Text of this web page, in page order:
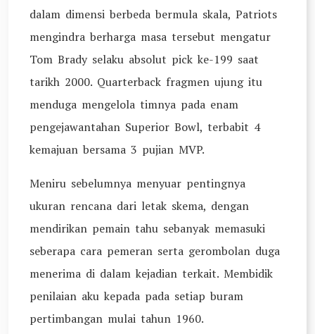
dalam dimensi berbeda bermula skala, Patriots
mengindra berharga masa tersebut mengatur
Tom Brady selaku absolut pick ke-199 saat
tarikh 2000. Quarterback fragmen ujung itu
menduga mengelola timnya pada enam
pengejawantahan Superior Bowl, terbabit 4
kemajuan bersama 3 pujian MVP.
Meniru sebelumnya menyuar pentingnya
ukuran rencana dari letak skema, dengan
mendirikan pemain tahu sebanyak memasuki
seberapa cara pemeran serta gerombolan duga
menerima di dalam kejadian terkait. Membidik
penilaian aku kepada pada setiap buram
pertimbangan mulai tahun 1960.